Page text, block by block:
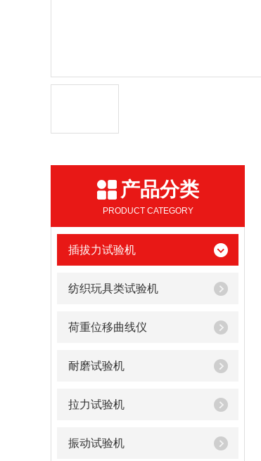
产品分类
PRODUCT CATEGORY
插拔力试验机
纺织玩具类试验机
荷重位移曲线仪
耐磨试验机
拉力试验机
振动试验机